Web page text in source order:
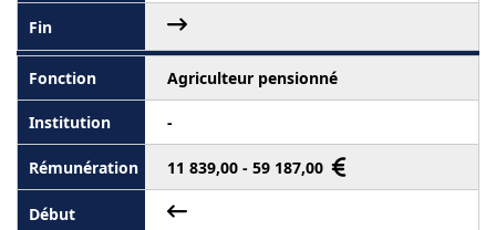
Agriculteur pensionné
-
11 839,00 - 59 187,00